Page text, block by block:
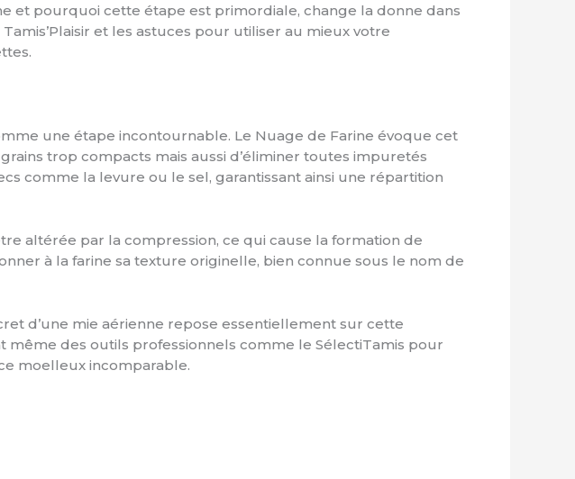
et pourquoi cette étape est primordiale, change la donne dans
et les astuces pour utiliser au mieux votre
une étape incontournable. Le Nuage de Farine évoque cet
trop compacts mais aussi d’éliminer toutes impuretés
comme la levure ou le sel, garantissant ainsi une répartition
altérée par la compression, ce qui cause la formation de
à la farine sa texture originelle, bien connue sous le nom de
d’une mie aérienne repose essentiellement sur cette
des outils professionnels comme le SélectiTamis pour
moelleux incomparable.